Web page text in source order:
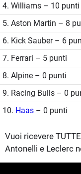
4. Williams – 10 punti
5. Aston Martin – 8
6. Kick Sauber – 6
7. Ferrari – 5 punti
8. Alpine – 0 punti
9. Racing Bulls – 0
10. Haas – 0 punti
Vuoi ricevere
Antonelli e Leclerc